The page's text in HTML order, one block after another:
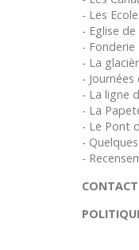
- Les
- Eglise de
- Fonderie
- La
-
- La ligne
- La
- Le Pont
-
-
CONTACT